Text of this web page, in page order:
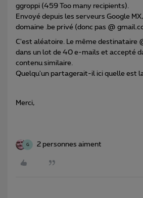
ggroppi (459 Too many recipients).
Envoyé depuis les serveurs Google
domaine .be privé (donc pas @
C'est aléatoire. Le même destinataire
dans un lot de 40 e-mails et accepté
contenu similaire.
Quelqu'un partagerait-il ici quelle est
Merci,
G 2 personnes aiment